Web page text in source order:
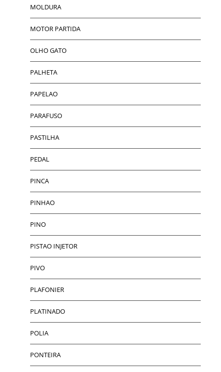
MOLDURA
MOTOR PARTIDA
OLHO GATO
PALHETA
PAPELAO
PARAFUSO
PASTILHA
PEDAL
PINCA
PINHAO
PINO
PISTAO INJETOR
PIVO
PLAFONIER
PLATINADO
POLIA
PONTEIRA